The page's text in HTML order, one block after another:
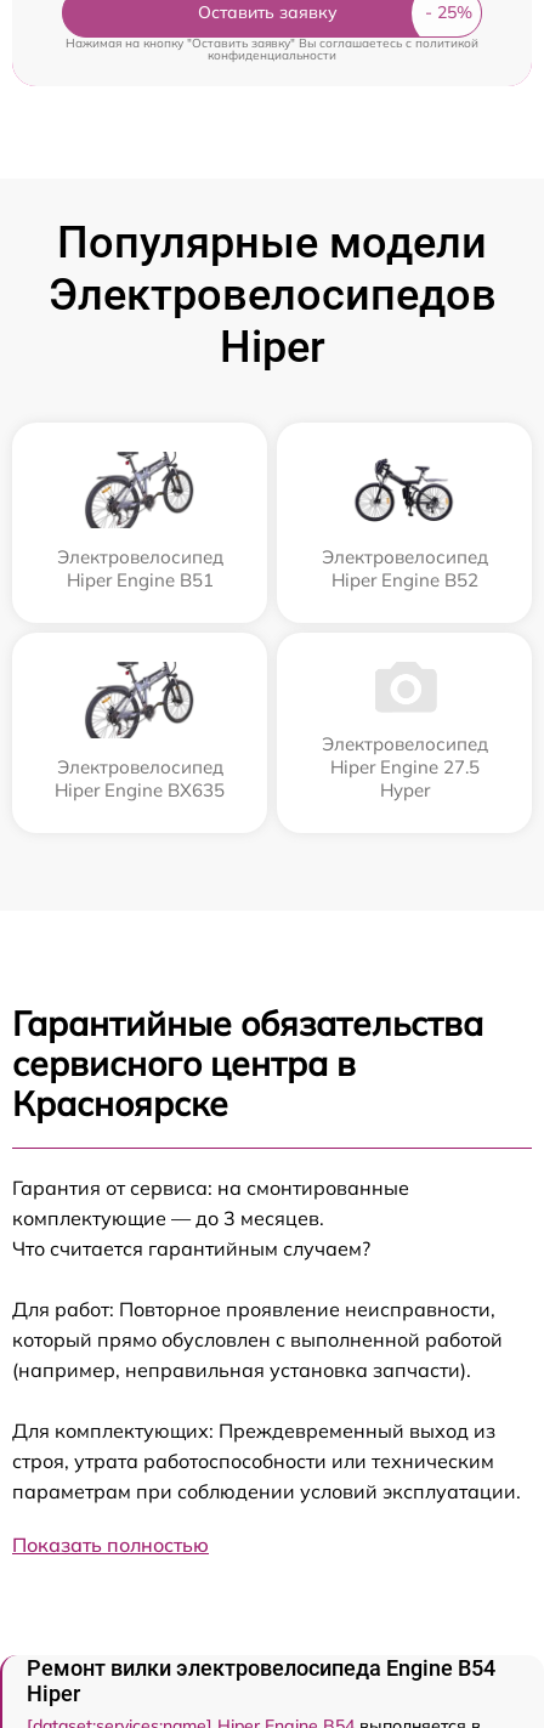
Оставить заявку
Нажимая на кнопку "Оставить заявку" Вы соглашаетесь c политикой
конфиденциальности
Популярные модели
Электровелосипедов
Hiper
Электровелосипед
Hiper Engine B51
Электровелосипед
Hiper Engine B52
Электровелосипед
Hiper Engine BX635
Электровелосипед
Hiper Engine 27.5
Нyper
Гарантийные обязательства
сервисного центра в
Красноярске
Гарантия от сервиса: на смонтированные
комплектующие — до 3 месяцев.
Что считается гарантийным случаем?
Для работ: Повторное проявление неисправности,
который прямо обусловлен с выполненной работой
(например, неправильная установка запчасти).
Для комплектующих: Преждевременный выход из
строя, утрата работоспособности или техническим
параметрам при соблюдении условий эксплуатации.
Показать полностью
Ремонт вилки электровелосипеда Engine B54
Hiper